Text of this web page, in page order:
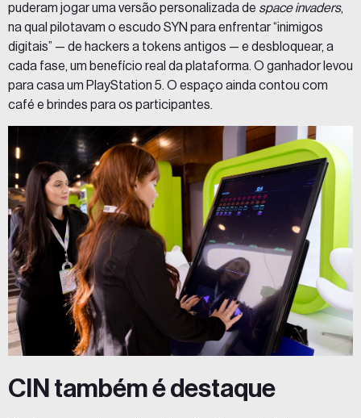
puderam jogar uma versão personalizada de space invaders,
na qual pilotavam o escudo SYN para enfrentar “inimigos
digitais” — de hackers a tokens antigos — e desbloquear, a
cada fase, um benefício real da plataforma. O ganhador levou
para casa um PlayStation 5. O espaço ainda contou com
café e brindes para os participantes.
CIN também é destaque